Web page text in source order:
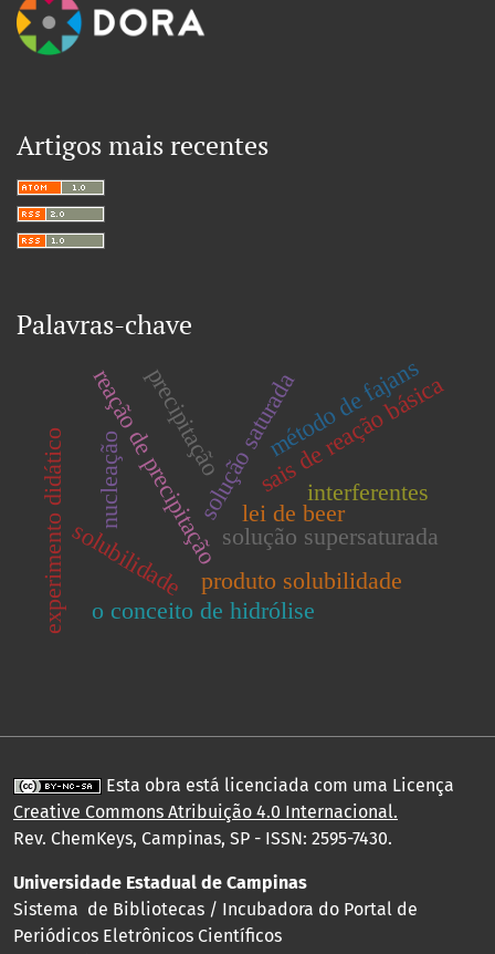
Artigos mais recentes
Palavras-chave
reação de precipitaçãosolução saturada
solução supersaturada
precipitação
nucleação
solubilidade produto solubilidade
lei de beer
experimento didático sais de reação básica
o conceito de hidrólise
método de fajans
interferentes
Esta obra está licenciada com uma Licença
Creative Commons Atribuição 4.0 Internacional.
Rev. ChemKeys, Campinas, SP - ISSN: 2595-7430.
Universidade Estadual de Campinas
Sistema de Bibliotecas / Incubadora do Portal de
Periódicos Eletrônicos Científicos